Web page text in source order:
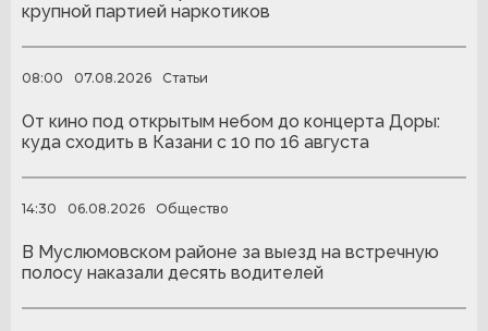
крупной партией наркотиков
08:00 07.08.2026 Статьи
От кино под открытым небом до концерта Доры:
куда сходить в Казани с 10 по 16 августа
14:30 06.08.2026 Общество
В Муслюмовском районе за выезд на встречную
полосу наказали десять водителей